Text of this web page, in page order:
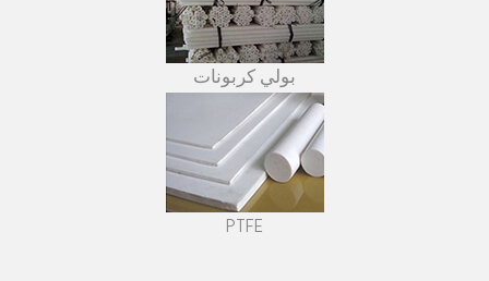
بولي كربونات
PTFE